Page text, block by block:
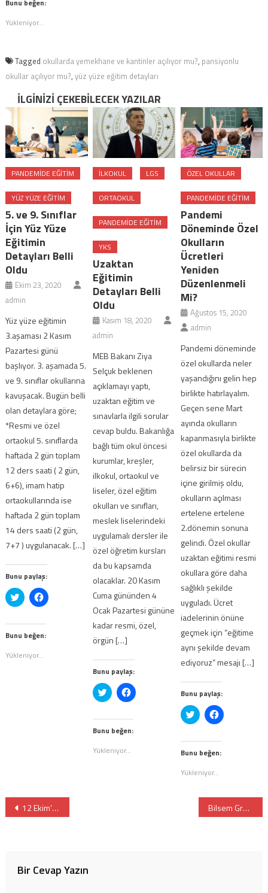
pencerede
Bunu beğen:
Yükleniyor...
Tagged okullarda yemekhane ve kantinler açılıyor mu?, pansiyonlu
okullar açılıyor mu?, yüz yüze eğitim detayları
İLGINIZI ÇEKEBILECEK YAZILAR
PANDEMIDE EĞITIM
YÜZ YÜZE EĞITIM
5. ve 9. Sınıflar
İçin Yüz Yüze
Eğitimin
Detayları Belli
Oldu
Ekim 23, 2020
admin
Yüz yüze eğitimin
3.aşaması 2 Kasım
Pazartesi günü
başlıyor. 3. aşamada 5.
ve 9. sınıflar okullarına
kavuşacak. Bugün belli
olan detaylara göre;
*Resmi ve özel
ortaokul 5. sınıflarda
haftada 2 gün toplam
12 ders saati ( 2 gün,
6+6), imam hatip
ortaokullarında ise
haftada 2 gün toplam
14 ders saati (2 gün,
7+7 ) uygulanacak. […]
Bunu paylaş:
Twitter
üzerinde
tıklayın
(Yeni
pencerede
Facebook'ta
paylaşmak
(Yeni
pencerede
Bunu beğen:
Yükleniyor...
ILKOKUL LGS
ORTAOKUL
PANDEMIDE EĞITIM
YKS
Uzaktan
Eğitimin
Detayları Belli
Oldu
Kasım 18, 2020
admin
MEB Bakanı Ziya
Selçuk beklenen
açıklamayı yaptı,
uzaktan eğitim ve
sınavlarla ilgili sorular
cevap buldu. Bakanlığa
bağlı tüm okul öncesi
kurumlar, kreşler,
ilkokul, ortaokul ve
liseler, özel eğitim
okulları ve sınıfları,
meslek liselerindeki
uygulamalı dersler ile
özel öğretim kursları
da bu kapsamda
olacaklar. 20 Kasım
Cuma gününden 4
Ocak Pazartesi gününe
kadar resmi, özel,
örgün […]
Bunu paylaş:
Twitter
üzerinde
tıklayın
(Yeni
pencerede
Facebook'ta
paylaşmak
(Yeni
pencerede
Bunu beğen:
Yükleniyor...
ÖZEL OKULLAR
PANDEMIDE EĞITIM
Pandemi
Döneminde Özel
Okulların
Ücretleri
Yeniden
Düzenlenmeli
Mi?
Ağustos 15, 2020
admin
Pandemi döneminde
özel okullarda neler
yaşandığını gelin hep
birlikte hatırlayalım.
Geçen sene Mart
ayında okulların
kapanmasıyla birlikte
özel okullarda da
belirsiz bir sürecin
içine girilmiş oldu,
okulların açılması
ertelene ertelene
2.dönemin sonuna
gelindi. Özel okullar
uzaktan eğitimi resmi
okullara göre daha
sağlıklı şekilde
uyguladı. Ücret
iadelerinin önüne
geçmek için “eğitime
aynı şekilde devam
ediyoruz” mesajı […]
Bunu paylaş:
Twitter
üzerinde
tıklayın
(Yeni
pencerede
Facebook'ta
paylaşmak
(Yeni
pencerede
Bunu beğen:
Yükleniyor...
Yazı
12 Ekim’de Başlayacak Yüz Yüze Eğitimin Detayları Bilsem Grup Tarama Sınavı Sonuçları Açıklandı
Bir Cevap Yazın